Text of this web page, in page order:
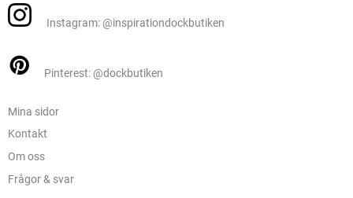
Instagram: @inspirationdockbutiken
Pinterest: @dockbutiken
Mina sidor
Kontakt
Om oss
Frågor & svar